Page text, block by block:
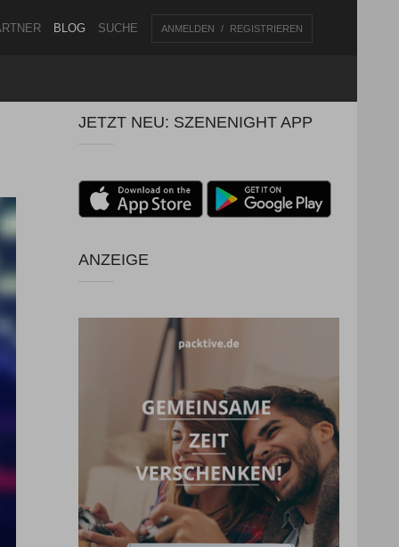
ANMELDEN REGISTRIEREN
BLOG SUCHE
JETZT NEU: SZENENIGHT APP
ANZEIGE